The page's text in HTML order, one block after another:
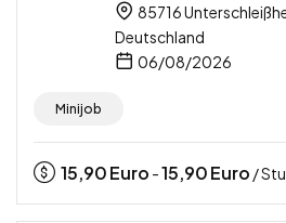
85716
Deutschland
06/08/2026
Minijob
15,90Euro -15,90Euro /